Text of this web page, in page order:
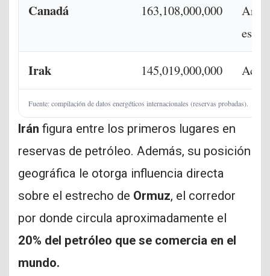
Canadá 163,108,000,000
Irak 145,019,000,000
Fuente: compilación de datos energéticos internacionales (reservas probadas).
Irán figura entre los primeros lugares en
reservas de petróleo. Además, su posición
geográfica le otorga influencia directa
sobre el estrecho de Ormuz, el corredor
por donde circula aproximadamente el
20% del petróleo que se comercia en el
mundo.